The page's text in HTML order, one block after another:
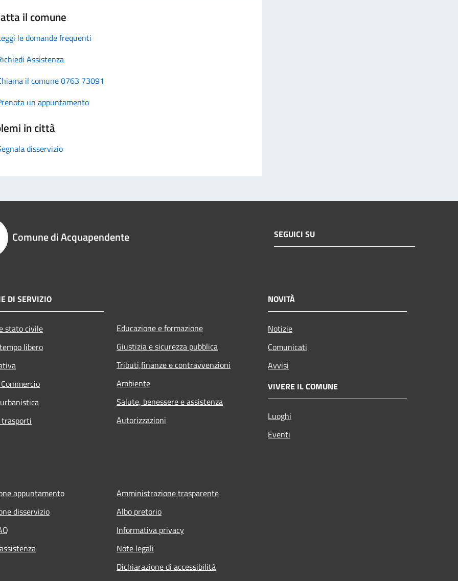
il comune
le domande frequenti
Assistenza
il comune 0763 73091
un appuntamento
in città
disservizio
Comune di Acquapendente SEGUICI SU
DI SERVIZIO
stato civile
libero
Educazione e formazione
Giustizia e sicurezza pubblica
Tributi,finanze e contravvenzioni
Ambiente
Salute, benessere e assistenza
Autorizzazioni
NOVITÀ
Notizie
Comunicati
Avvisi
VIVERE IL COMUNE
Luoghi
Eventi
appuntamento
disservizio
Amministrazione trasparente
Albo pretorio
Informativa privacy
Note legali
Dichiarazione di accessibilità